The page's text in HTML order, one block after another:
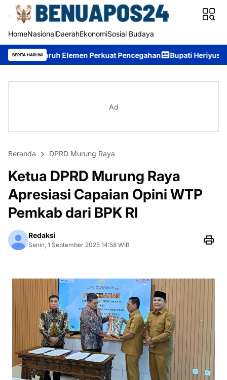
HomeNasionalDaerahEkonomiSosial Budaya
BERITA HARI INI
Perkuat Pencegahan Bupati Heriyus: Wisuda Sekolah
Ad
Beranda DPRD Murung Raya
Ketua DPRD Murung Raya
Apresiasi Capaian Opini WTP
Pemkab dari BPK RI
Redaksi
Senin, 1 September 2025 14:58 WIB